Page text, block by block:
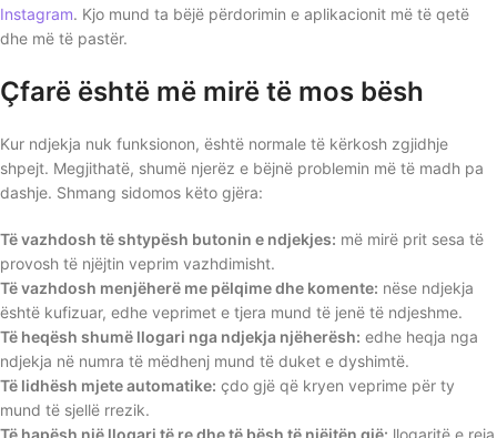
Instagram. Kjo mund ta bëjë përdorimin e aplikacionit më të qetë
dhe më të pastër.
Çfarë është më mirë të mos bësh
Kur ndjekja nuk funksionon, është normale të kërkosh zgjidhje
shpejt. Megjithatë, shumë njerëz e bëjnë problemin më të madh pa
dashje. Shmang sidomos këto gjëra:
Të vazhdosh të shtypësh butonin e ndjekjes: më mirë prit sesa të
provosh të njëjtin veprim vazhdimisht.
Të vazhdosh menjëherë me pëlqime dhe komente: nëse ndjekja
është kufizuar, edhe veprimet e tjera mund të jenë të ndjeshme.
Të heqësh shumë llogari nga ndjekja njëherësh: edhe heqja nga
ndjekja në numra të mëdhenj mund të duket e dyshimtë.
Të lidhësh mjete automatike: çdo gjë që kryen veprime për ty
mund të sjellë rrezik.
Të hapësh një llogari të re dhe të bësh të njëjtën gjë: llogaritë e reja